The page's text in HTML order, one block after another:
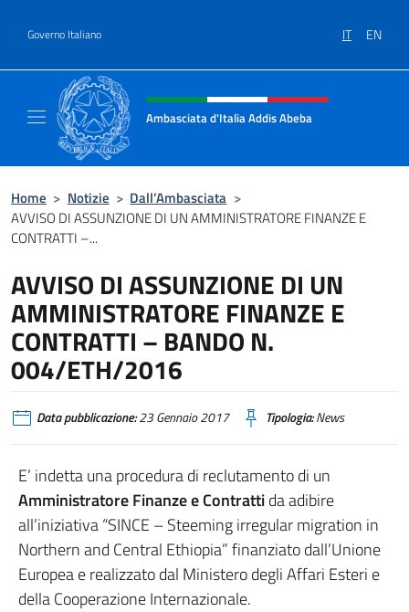
Governo Italiano IT EN
Intestazione sito, social e menù
Ambasciata d'Italia Addis Abeba
Home > Notizie > Dall’Ambasciata >
AVVISO DI ASSUNZIONE DI UN AMMINISTRATORE FINANZE E
CONTRATTI –...
AVVISO DI ASSUNZIONE DI UN
AMMINISTRATORE FINANZE E
CONTRATTI – BANDO N.
004/ETH/2016
Data pubblicazione:23 Gennaio 2017 Tipologia:News
E’ indetta una procedura di reclutamento di un
Amministratore Finanze e Contrattida adibire
all’iniziativa “SINCE – Steeming irregular migration in
Northern and Central Ethiopia” finanziato dall’Unione
Europea e realizzato dal Ministero degli Affari Esteri e
della Cooperazione Internazionale.